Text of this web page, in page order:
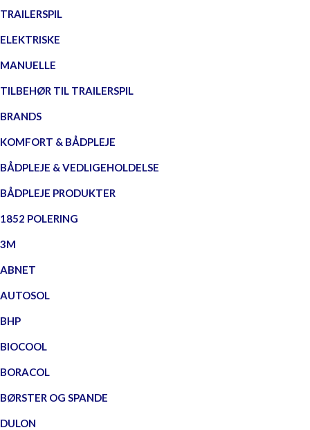
TRAILERSPIL
ELEKTRISKE
MANUELLE
TILBEHØR TIL TRAILERSPIL
BRANDS
KOMFORT & BÅDPLEJE
BÅDPLEJE & VEDLIGEHOLDELSE
BÅDPLEJE PRODUKTER
1852 POLERING
3M
ABNET
AUTOSOL
BHP
BIOCOOL
BORACOL
BØRSTER OG SPANDE
DULON